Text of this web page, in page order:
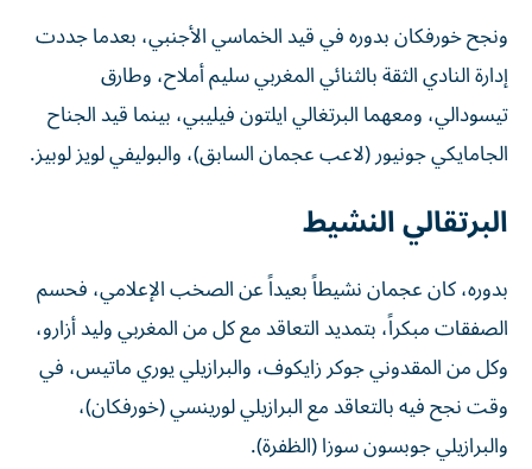
ونجح خورفكان بدوره في قيد الخماسي الأجنبي، بعدما جددت
إدارة النادي الثقة بالثنائي المغربي سليم أملاح، وطارق
تيسودالي، ومعهما البرتغالي ايلتون فيليبي، بينما قيد الجناح
الجامايكي جونيور (لاعب عجمان السابق)، والبوليفي لويز لوبيز.
البرتقالي النشيط
بدوره، كان عجمان نشيطاً بعيداً عن الصخب الإعلامي، فحسم
الصفقات مبكراً، بتمديد التعاقد مع كل من المغربي وليد أزارو،
وكل من المقدوني جوكر زايكوف، والبرازيلي يوري ماتيس، في
وقت نجح فيه بالتعاقد مع البرازيلي لورينسي (خورفكان)،
والبرازيلي جوبسون سوزا (الظفرة).